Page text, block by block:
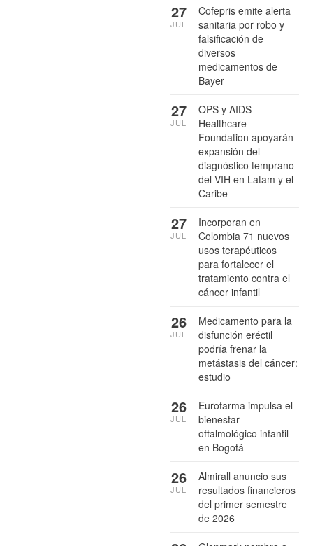
Cofepris emite alerta
sanitaria por robo y
falsificación de
diversos
medicamentos de
Bayer
27
JUL
OPS y AIDS
Healthcare
Foundation apoyarán
expansión del
diagnóstico temprano
del VIH en Latam y el
Caribe
27
JUL
Incorporan en
Colombia 71 nuevos
usos terapéuticos
para fortalecer el
tratamiento contra el
cáncer infantil
27
JUL
Medicamento para la
disfunción eréctil
podría frenar la
metástasis del cáncer:
estudio
26
JUL
Eurofarma impulsa el
bienestar
oftalmológico infantil
en Bogotá
26
JUL
Almirall anuncio sus
resultados financieros
del primer semestre
de 2026
26
JUL